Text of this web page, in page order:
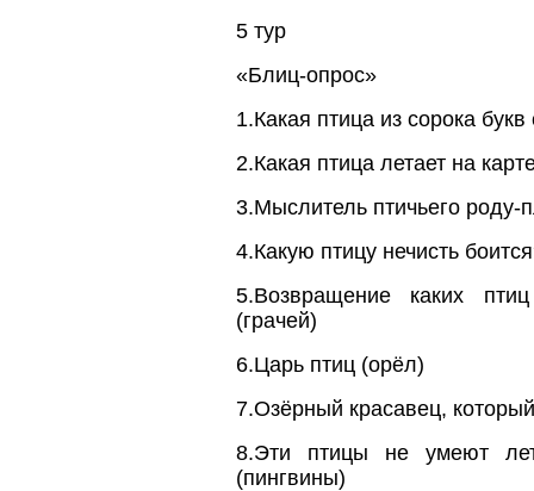
5 тур
«Блиц-опрос»
1.Какая птица из сорока букв
2.Какая птица летает на
3.Мыслитель птичьего
4.Какую птицу нечисть
5.Возвращение каких
(грачей)
6.Царь птиц (орёл)
7.Озёрный красавец,
8.Эти птицы не умеют
(пингвины)